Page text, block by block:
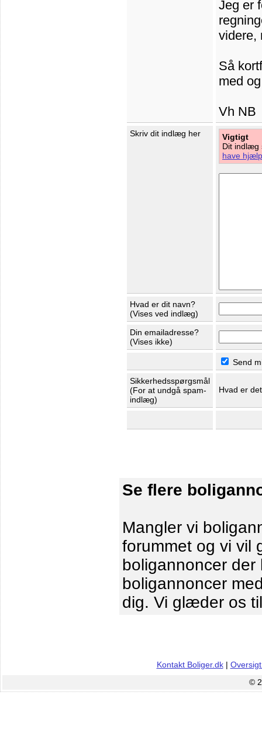
Jeg er
videre,
Så
med
Vh NB
Skriv dit indlæg her
Vigtigt
Dit indlæg
have
Hvad er dit navn?
(Vises ved indlæg)
Din emailadresse?
(Vises ikke)
Send
Sikkerhedsspørgsmål
(For at undgå spam-
indlæg)
Hvad er
Se flere
Mangler vi
forummet og vi vil
boligannoncer der
boligannoncer
dig. Vi glæder os
Kontakt Boliger.dk|
©